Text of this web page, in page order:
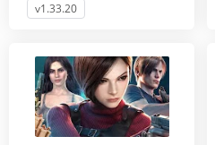
v1.33.20